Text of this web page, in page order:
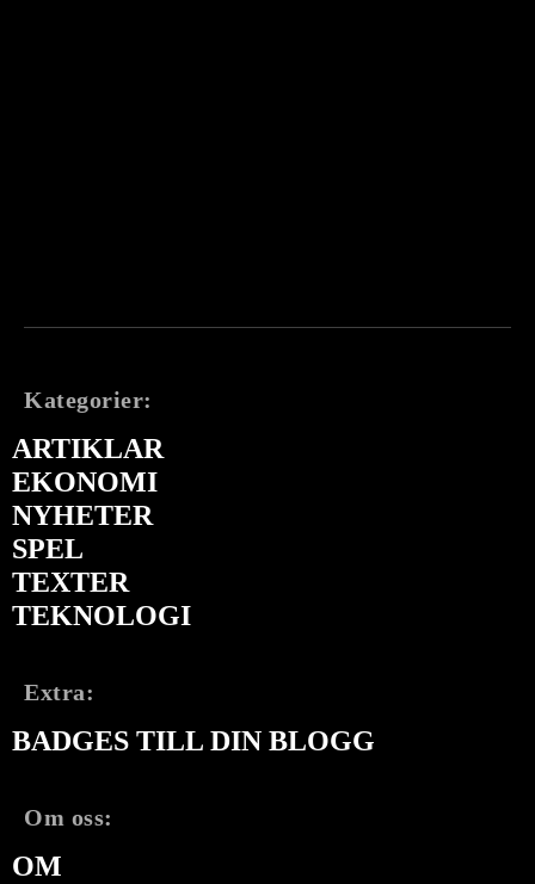
Kategorier:
ARTIKLAR
EKONOMI
NYHETER
SPEL
TEXTER
TEKNOLOGI
Extra:
BADGES TILL DIN BLOGG
Om oss:
OM